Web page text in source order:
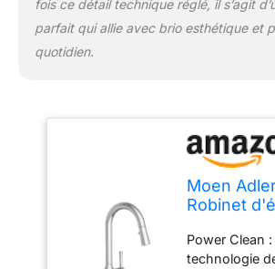
durer. -
fois ce détail technique réglé, il s’agit
parfait qui allie avec brio esthétique et
quotidien.
Moen
Robinet
une
bec haut
Power Clean :
technologie